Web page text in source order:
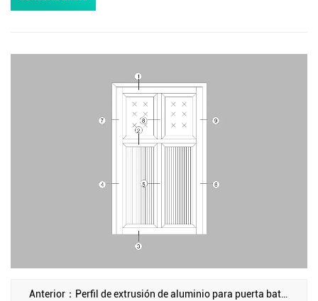
Anterior：Perfil de extrusión de aluminio para puerta batiente SKBF